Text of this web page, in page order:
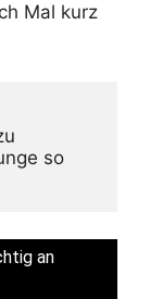
Mal kurz
so
an